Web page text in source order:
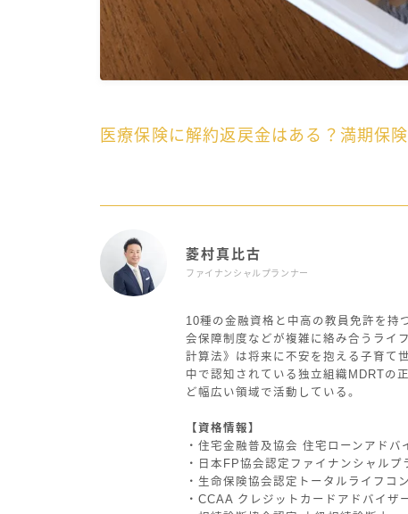
医療保険に解約返戻金はある？満期保
菱村真比古
ファイナンシャルプランナー
10種の金融資格と中高の教員免許を持
会保障制度などが複雑に絡み合うライ
計算法》は将来に不安を抱える子育て
中で認知されている独立組織MDRTの
ど幅広い領域で活動している。
【資格情報】
・住宅金融普及協会 住宅ローンアドバ
・日本FP協会認定ファイナンシャルプ
・生命保険協会認定トータルライフコ
・CCAA クレジットカードアドバイザ